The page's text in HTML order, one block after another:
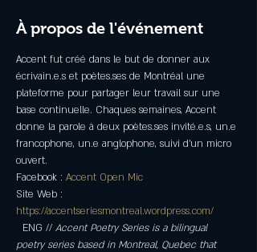
À propos de l'événement
Accent fut créé dans le but de donner aux
écrivain.e.s et poètes.ses de Montréal une
plateforme pour partager leur travail sur une
base continuelle. Chaques semaines, Accent
donne la parole à deux poètes.ses invité.e.s, un.e
francophone, un.e anglophone, suivi d’un micro
ouvert.
Facebook : Accent Open Mic
Site Web :
https://accentseriesmontreal.wordpress.com/
ENG // Accent Poetry Series is a bilingual
poetry series based in Montreal, Quebec that